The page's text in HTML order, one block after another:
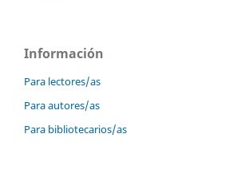
Información
Para lectores/as
Para autores/as
Para bibliotecarios/as